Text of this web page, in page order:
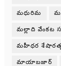
మధురిమ
మల్లాది వేంకట
మహీధర
మాయాబజార్